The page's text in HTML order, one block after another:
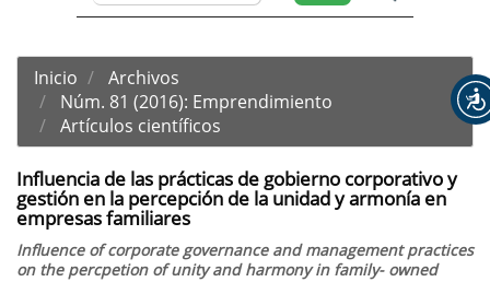
Inicio
Archivos
Núm. 81 (2016): Emprendimiento
Artículos científicos
Influencia de las prácticas de gobierno corporativo y
gestión en la percepción de la unidad y armonía en
empresas familiares
Influence of corporate governance and management practices
on the percpetion of unity and harmony in family- owned